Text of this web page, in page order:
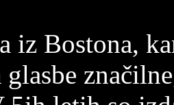
iz Bostona,